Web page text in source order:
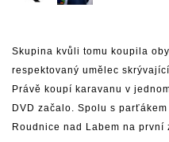
Skupina kvůli tomu koupila
respektovaný umělec
Právě koupí karavanu v
DVD začalo. Spolu s parťákem
Roudnice nad Labem na